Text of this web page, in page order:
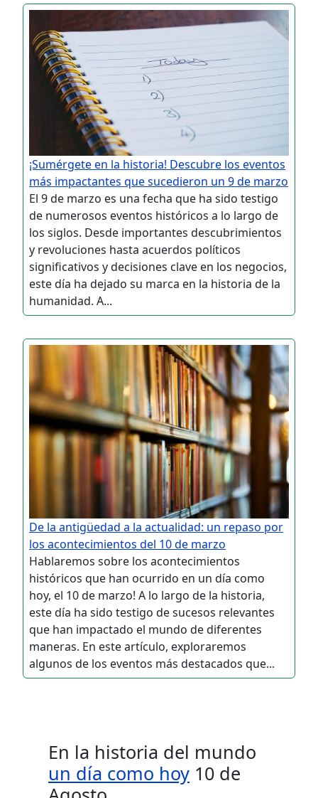
¡Sumérgete en la historia! Descubre los eventos
más impactantes que sucedieron un 9 de marzo
El 9 de marzo es una fecha que ha sido testigo
de numerosos eventos históricos a lo largo de
los siglos. Desde importantes descubrimientos
y revoluciones hasta acuerdos políticos
significativos y decisiones clave en los negocios,
este día ha dejado su marca en la historia de la
humanidad. A...
De la antigüedad a la actualidad: un repaso por
los acontecimientos del 10 de marzo
Hablaremos sobre los acontecimientos
históricos que han ocurrido en un día como
hoy, el 10 de marzo! A lo largo de la historia,
este día ha sido testigo de sucesos relevantes
que han impactado el mundo de diferentes
maneras. En este artículo, exploraremos
algunos de los eventos más destacados que...
En la historia del mundo
un día como hoy 10 de